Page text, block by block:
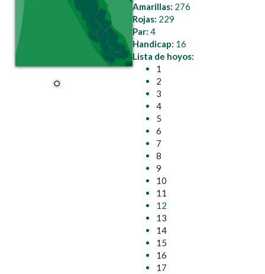
Amarillas: 276
Rojas: 229
Par: 4
Handicap: 16
Lista de hoyos:
1
2
3
4
5
6
7
8
9
10
11
12
13
14
15
16
17